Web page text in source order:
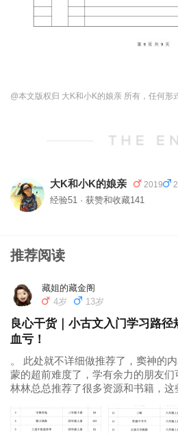
@本文版权归 大K和小K的娘亲 所有，任何形
大K和小K的娘亲 2019
经验51 · 获赞和收藏141
推荐阅读
藏姐的藏金阁
4岁
13岁
良心干货｜小古文入门学习路
血亏！
。 此处就不详细做推荐了，窦神的
蒙的超前难度了，学有余力的朋友
林林总总推荐了很多资源和书籍，
其中的四五套（小古文启蒙丛书并
不同需求的朋友们更多的...